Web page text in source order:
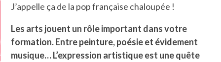
J’appelle ça de la pop française chaloupée !
Les arts jouent un rôle important dans votre
formation. Entre peinture, poésie et évidement
musique… L’expression artistique est une quête